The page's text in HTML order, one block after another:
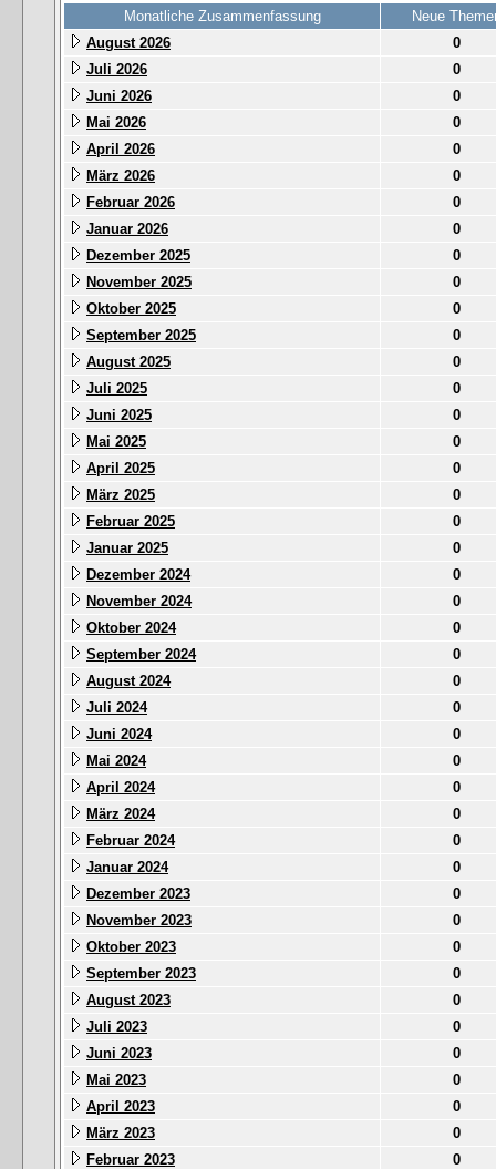
Monatliche Zusammenfassung
Neue
August 2026
0
Juli 2026
0
Juni 2026
0
Mai 2026
0
April 2026
0
März 2026
0
Februar 2026
0
Januar 2026
0
Dezember 2025
0
November 2025
0
Oktober 2025
0
September 2025
0
August 2025
0
Juli 2025
0
Juni 2025
0
Mai 2025
0
April 2025
0
März 2025
0
Februar 2025
0
Januar 2025
0
Dezember 2024
0
November 2024
0
Oktober 2024
0
September 2024
0
August 2024
0
Juli 2024
0
Juni 2024
0
Mai 2024
0
April 2024
0
März 2024
0
Februar 2024
0
Januar 2024
0
Dezember 2023
0
November 2023
0
Oktober 2023
0
September 2023
0
August 2023
0
Juli 2023
0
Juni 2023
0
Mai 2023
0
April 2023
0
März 2023
0
Februar 2023
0